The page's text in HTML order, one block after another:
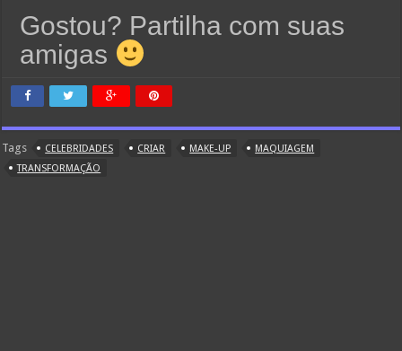
Gostou? Partilha com suas
amigas
Tags CELEBRIDADES CRIAR MAKE-UP
MAQUIAGEM
TRANSFORMAÇÃO